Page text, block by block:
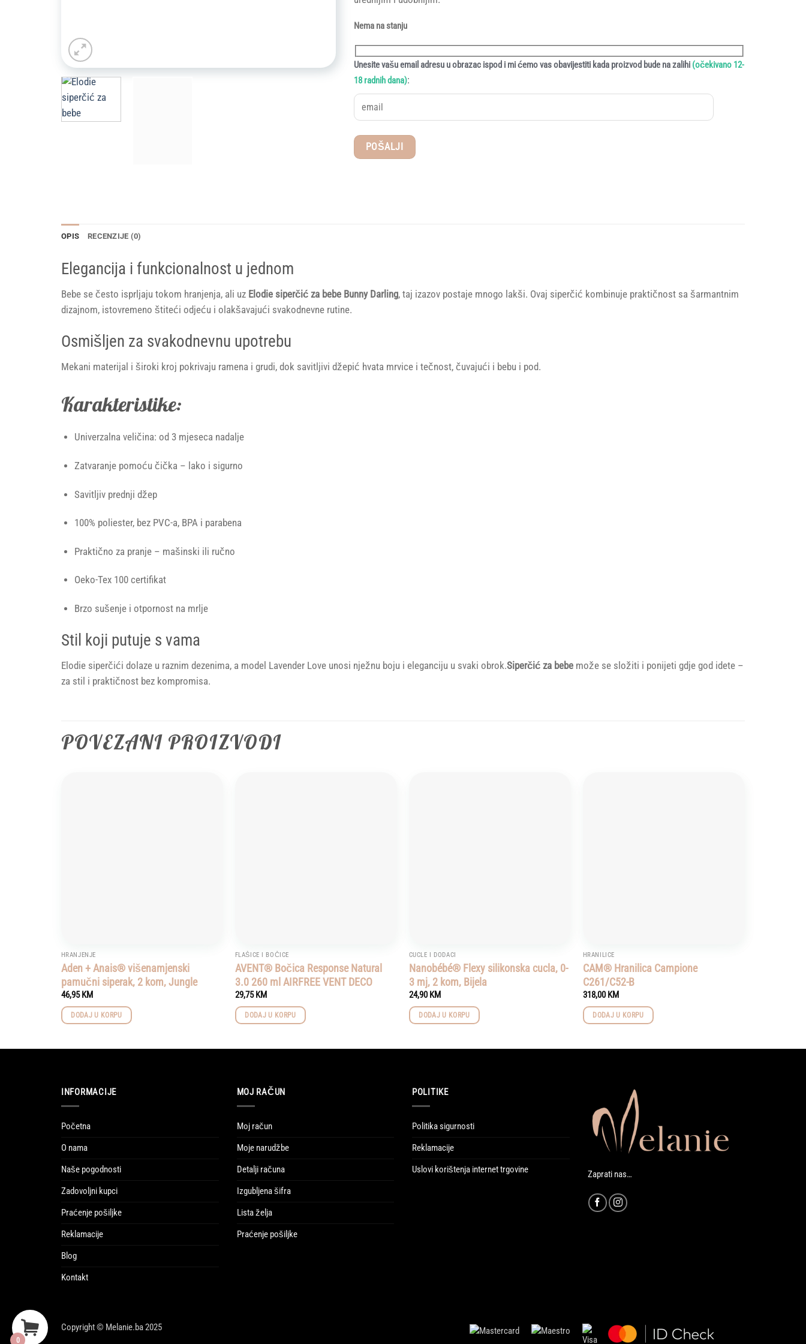
Nema na stanju
Unesite vašu email adresu u obrazac ispod i mi ćemo vas obavijestiti kada proizvod bude na zalihi (očekivano 12-
18 radnih dana):
OPIS RECENZIJE (0)
Elegancija i funkcionalnost u jednom
Bebe se često isprljaju tokom hranjenja, ali uz Elodie siperčić za bebe Bunny Darling, taj izazov postaje mnogo lakši. Ovaj siperčić kombinuje praktičnost sa šarmantnim
dizajnom, istovremeno štiteći odjeću i olakšavajući svakodnevne rutine.
Osmišljen za svakodnevnu upotrebu
Mekani materijal i široki kroj pokrivaju ramena i grudi, dok savitljivi džepić hvata mrvice i tečnost, čuvajući i bebu i pod.
Karakteristike:
Univerzalna veličina: od 3 mjeseca nadalje
Zatvaranje pomoću čička – lako i sigurno
Savitljiv prednji džep
100% poliester, bez PVC-a, BPA i parabena
Praktično za pranje – mašinski ili ručno
Oeko-Tex 100 certifikat
Brzo sušenje i otpornost na mrlje
Stil koji putuje s vama
Elodie siperčići dolaze u raznim dezenima, a model Lavender Love unosi nježnu boju i eleganciju u svaki obrok.Siperčić za bebe može se složiti i ponijeti gdje god idete –
za stil i praktičnost bez kompromisa.
POVEZANI PROIZVODI
HRANJENJE
Aden + Anais® višenamjenski
pamučni siperak, 2 kom, Jungle
46,95KM
DODAJ U KORPU
FLAŠICE I BOČICE
AVENT® Bočica Response Natural
3.0 260 ml AIRFREE VENT DECO
29,75KM
DODAJ U KORPU
CUCLE I DODACI
Nanobébé® Flexy silikonska cucla, 0-
3 mj, 2 kom, Bijela
24,90KM
DODAJ U KORPU
HRANILICE
CAM® Hranilica Campione
C261/C52-B
318,00KM
DODAJ U KORPU
INFORMACIJE
Početna
O nama
Naše pogodnosti
Zadovoljni kupci
Praćenje pošiljke
Reklamacije
Blog
Kontakt
MOJ RAČUN
Moj račun
Moje narudžbe
Detalji računa
Izgubljena šifra
Lista želja
Praćenje pošiljke
POLITIKE
Politika sigurnosti
Reklamacije
Uslovi korištenja internet trgovine
Zaprati nas…
Copyright © Melanie.ba 2025
0